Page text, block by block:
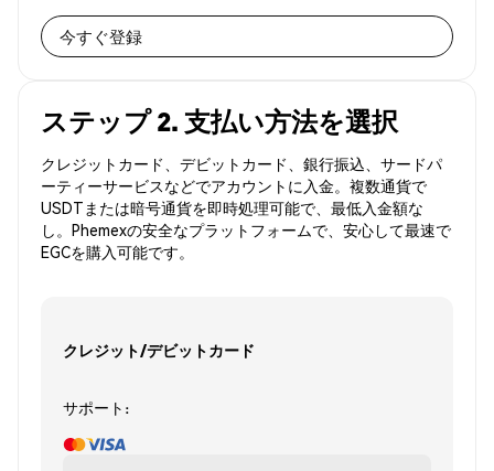
今すぐ登録
ステップ 2. 支払い方法を選択
クレジットカード、デビットカード、銀行振込、サードパ
ーティーサービスなどでアカウントに入金。複数通貨で
USDTまたは暗号通貨を即時処理可能で、最低入金額な
し。Phemexの安全なプラットフォームで、安心して最速で
EGCを購入可能です。
クレジット/デビットカード
サポート: